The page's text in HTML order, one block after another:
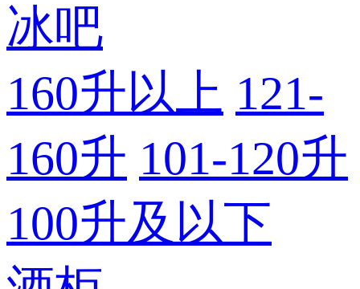
冰吧
160升以上 121-
160升 101-120升
100升及以下